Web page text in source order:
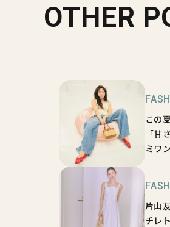
OTHER
この
「甘
ミワ
片山
チレ